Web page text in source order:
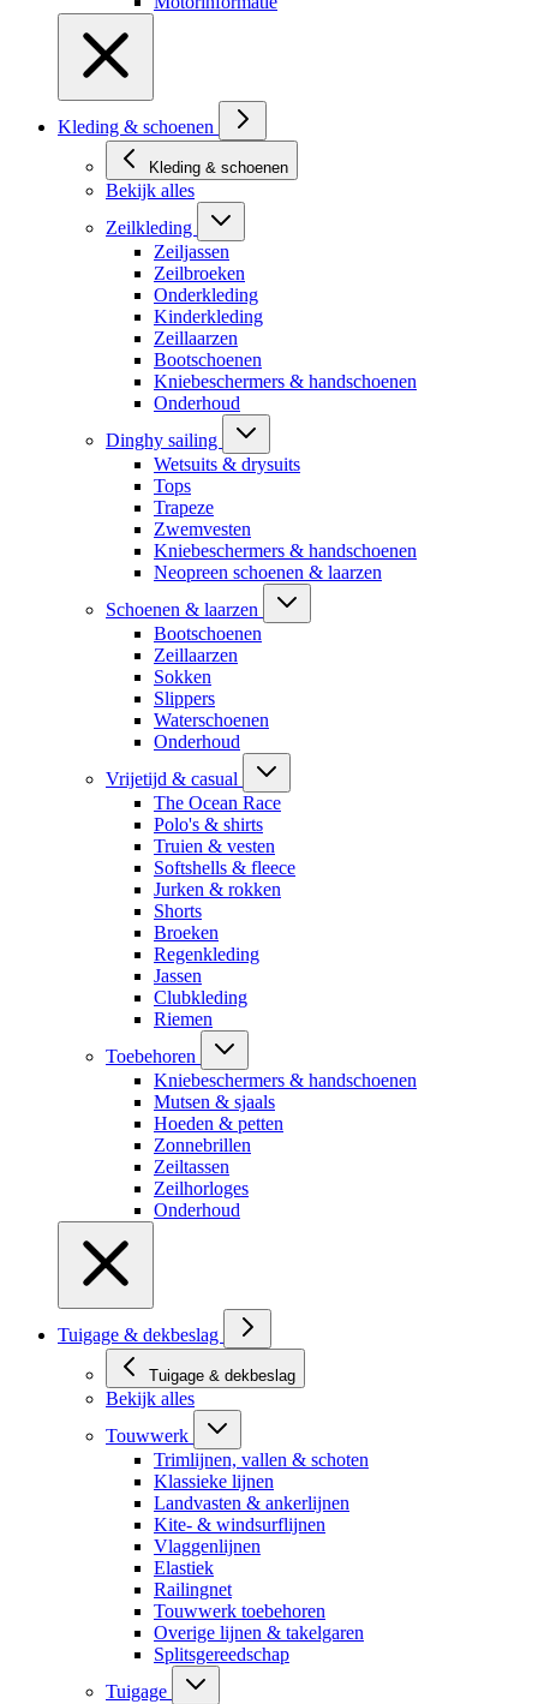
Kleding & schoenen
Kleding & schoenen
Bekijk alles
Zeilkleding
Zeiljassen
Zeilbroeken
Onderkleding
Kinderkleding
Zeillaarzen
Bootschoenen
Kniebeschermers & handschoenen
Onderhoud
Dinghy sailing
Wetsuits & drysuits
Tops
Trapeze
Zwemvesten
Kniebeschermers & handschoenen
Neopreen schoenen & laarzen
Schoenen & laarzen
Bootschoenen
Zeillaarzen
Sokken
Slippers
Waterschoenen
Onderhoud
Vrijetijd & casual
The Ocean Race
Polo's & shirts
Truien & vesten
Softshells & fleece
Jurken & rokken
Shorts
Broeken
Regenkleding
Jassen
Clubkleding
Riemen
Toebehoren
Kniebeschermers & handschoenen
Mutsen & sjaals
Hoeden & petten
Zonnebrillen
Zeiltassen
Zeilhorloges
Onderhoud
Tuigage & dekbeslag
Tuigage & dekbeslag
Bekijk alles
Touwwerk
Trimlijnen, vallen & schoten
Klassieke lijnen
Landvasten & ankerlijnen
Kite- & windsurflijnen
Vlaggenlijnen
Elastiek
Railingnet
Touwwerk toebehoren
Overige lijnen & takelgaren
Splitsgereedschap
Tuigage